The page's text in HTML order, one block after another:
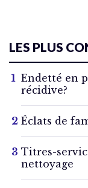
LES PLUS
Endetté en
récidive?
Éclats de
Titres-
nettoyage